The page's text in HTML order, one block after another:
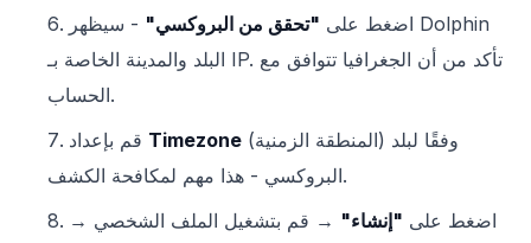
اضغط على "تحقق من البروكسي" - سيظهر Dolphin
البلد والمدينة الخاصة بـ IP. تأكد من أن الجغرافيا تتوافق مع
الحساب.
Timezone (المنطقة الزمنية) وفقًا لبلد
البروكسي - هذا مهم لمكافحة الكشف.
اضغط على "إنشاء" → قم بتشغيل الملف الشخصي →